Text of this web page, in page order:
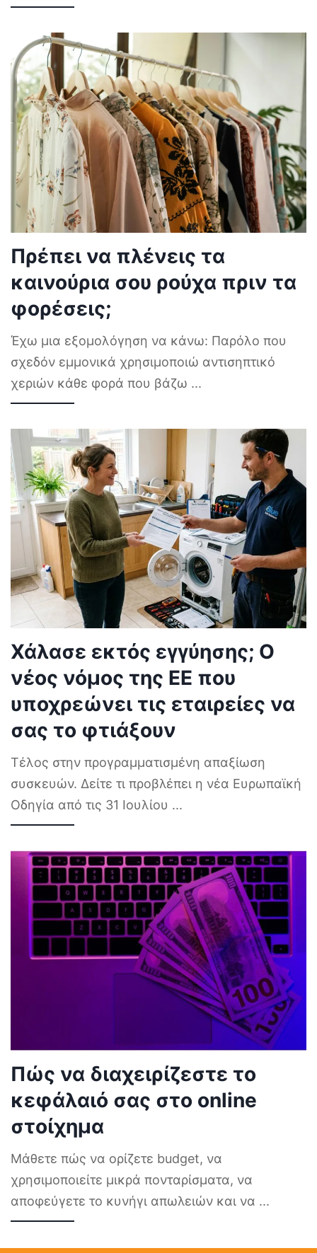
Πρέπει να πλένεις τα
καινούρια σου ρούχα πριν τα
φορέσεις;
Έχω μια εξομολόγηση να κάνω: Παρόλο που
σχεδόν εμμονικά χρησιμοποιώ αντισηπτικό
χεριών κάθε φορά που βάζω ...
Χάλασε εκτός εγγύησης; Ο
νέος νόμος της ΕΕ που
υποχρεώνει τις εταιρείες να
σας το φτιάξουν
Τέλος στην προγραμματισμένη απαξίωση
συσκευών. Δείτε τι προβλέπει η νέα Ευρωπαϊκή
Οδηγία από τις 31 Ιουλίου ...
Πώς να διαχειρίζεστε το
κεφάλαιό σας στο online
στοίχημα
Μάθετε πώς να ορίζετε budget, να
χρησιμοποιείτε μικρά πονταρίσματα, να
αποφεύγετε το κυνήγι απωλειών και να ...